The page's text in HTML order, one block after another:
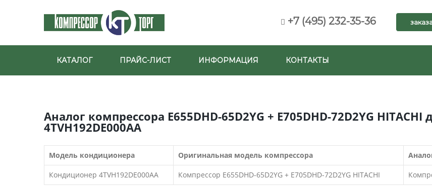
+7 (495) 232-35-36
КАТАЛОГ ПРАЙС-ЛИСТ ИНФОРМАЦИЯ КОНТАКТЫ
Аналог компрессора E655DHD-65D2YG + E705DHD-72D2YG
4TVH192DE000AA
Модель кондиционера Оригинальная модель компрессора
Кондиционер 4TVH192DE000AA Компрессор E655DHD-65D2YG + E705DHD-72D2YG HITACHI